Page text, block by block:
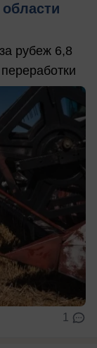
рубеж 6,8
1